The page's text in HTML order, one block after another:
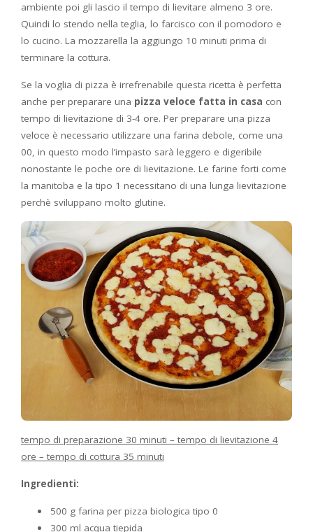
ambiente poi gli lascio il tempo di lievitare almeno 3 ore.
Quindi lo stendo nella teglia, lo farcisco con il pomodoro e
lo cucino. La mozzarella la aggiungo 10 minuti prima di
terminare la cottura.
Se la voglia di pizza è irrefrenabile questa ricetta è perfetta
anche per preparare una pizza veloce fatta in casa con
tempo di lievitazione di 3-4 ore. Per preparare una pizza
veloce è necessario utilizzare una farina debole, come una
00, in questo modo l’impasto sarà leggero e digeribile
nonostante le poche ore di lievitazione. Le farine forti come
la manitoba e la tipo 1 necessitano di una lunga lievitazione
perchè sviluppano molto glutine.
tempo di preparazione 30 minuti – tempo di lievitazione 4
ore – tempo di cottura 35 minuti
Ingredienti:
500 g farina per pizza biologica tipo 0
300 ml acqua tiepida